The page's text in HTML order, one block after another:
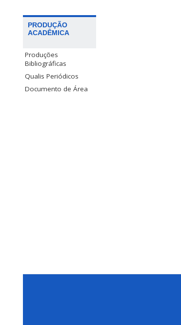
PRODUÇÃO
ACADÊMICA
Produções
Bibliográficas
Qualis Periódicos
Documento de Área